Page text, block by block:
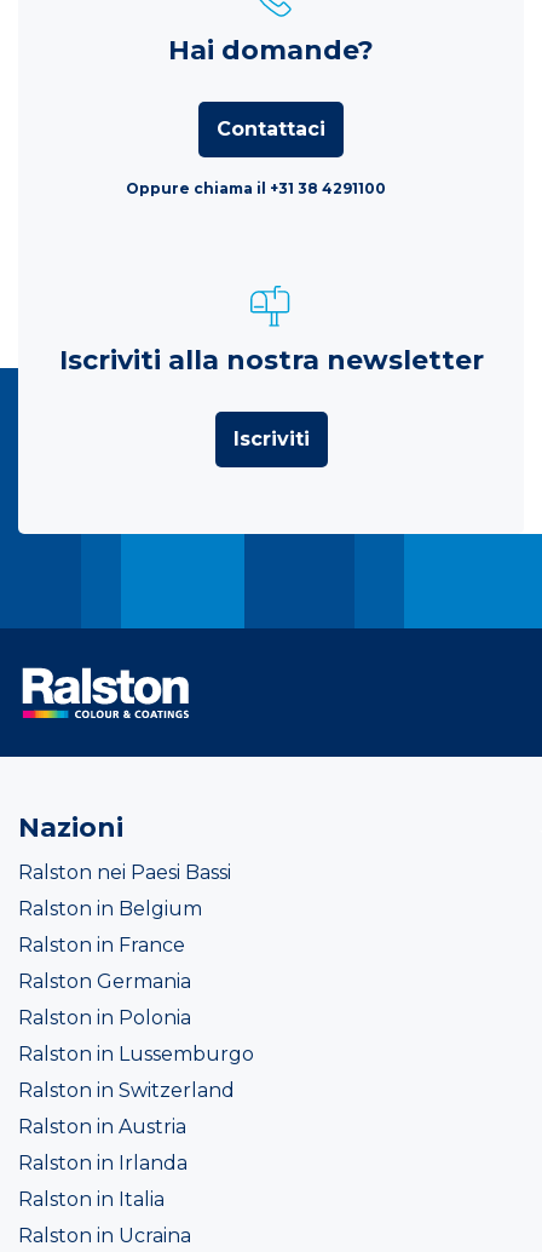
Hai domande?
Contattaci
Oppure chiama il +31 38 4291100
Iscriviti alla nostra newsletter
Iscriviti
Nazioni
Ralston nei Paesi Bassi
Ralston in Belgium
Ralston in France
Ralston Germania
Ralston in Polonia
Ralston in Lussemburgo
Ralston in Switzerland
Ralston in Austria
Ralston in Irlanda
Ralston in Italia
Ralston in Ucraina